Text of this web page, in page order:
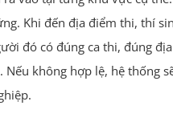
Khi đến địa điểm thi, thí
đó có đúng ca thi, đúng
không hợp lệ, hệ thống